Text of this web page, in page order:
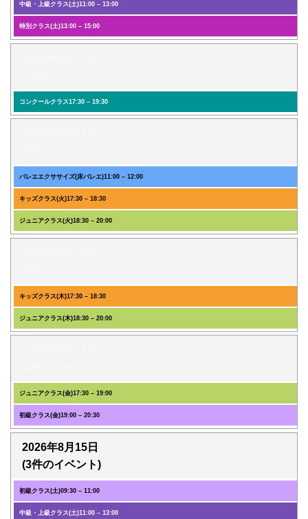
中級・上級クラス(土)11:00 – 13:00
特別クラス(土)13:00 – 15:00
コンクールクラス17:30 – 19:30
バレエエクササイズ(床バレエ)11:00 – 12:00
キッズクラス(火)17:30 – 18:30
ジュニアクラス(火)18:30 – 20:00
キッズクラス(木)17:30 – 18:30
ジュニアクラス(木)18:30 – 20:00
ジュニアクラス(金)17:30 – 19:00
初級クラス(金)19:00 – 20:30
2026年8月15日
(3件のイベント)
初級クラス(土)09:30 – 11:00
中級・上級クラス(土)11:00 – 13:00